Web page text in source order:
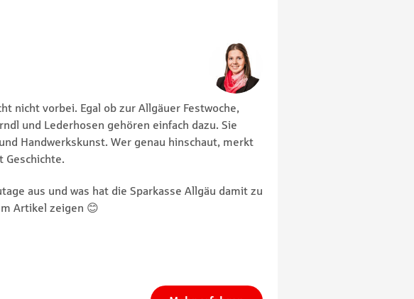
nicht vorbei. Egal ob zur Allgäuer Festwoche,
und Lederhosen gehören einfach dazu. Sie
Handwerkskunst. Wer genau hinschaut, merkt
Geschichte.
aus und was hat die Sparkasse Allgäu damit zu
Artikel zeigen 😊